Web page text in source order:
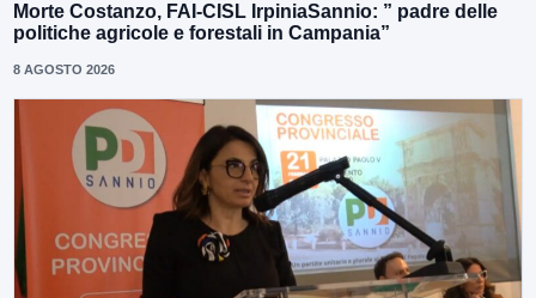
Morte Costanzo, FAI-CISL IrpiniaSannio: ” padre delle
politiche agricole e forestali in Campania”
8 AGOSTO 2026